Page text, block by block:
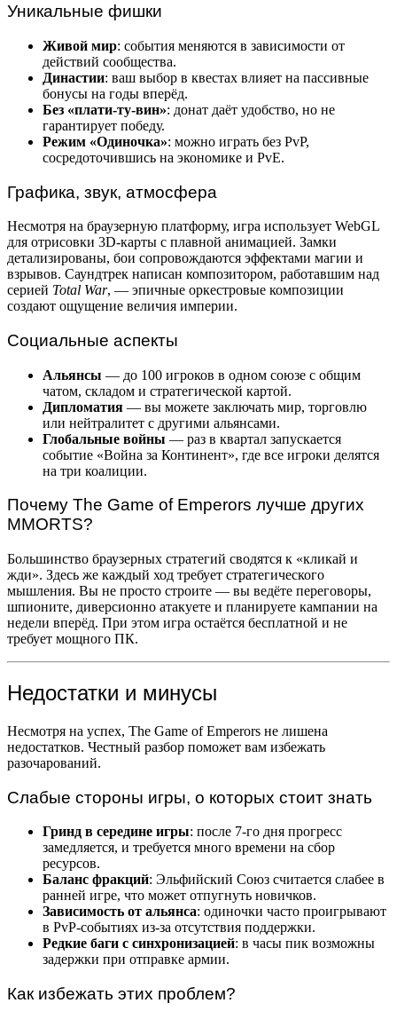
Уникальные фишки
Живой мир: события меняются в зависимости от
действий сообщества.
Династии: ваш выбор в квестах влияет на пассивные
бонусы на годы вперёд.
Без «плати-ту-вин»: донат даёт удобство, но не
гарантирует победу.
Режим «Одиночка»: можно играть без PvP,
сосредоточившись на экономике и PvE.
Графика, звук, атмосфера
Несмотря на браузерную платформу, игра использует WebGL
для отрисовки 3D-карты с плавной анимацией. Замки
детализированы, бои сопровождаются эффектами магии и
взрывов. Саундтрек написан композитором, работавшим над
серией Total War, — эпичные оркестровые композиции
создают ощущение величия империи.
Социальные аспекты
Альянсы — до 100 игроков в одном союзе с общим
чатом, складом и стратегической картой.
Дипломатия — вы можете заключать мир, торговлю
или нейтралитет с другими альянсами.
Глобальные войны — раз в квартал запускается
событие «Война за Континент», где все игроки делятся
на три коалиции.
Почему The Game of Emperors лучше других
MMORTS?
Большинство браузерных стратегий сводятся к «кликай и
жди». Здесь же каждый ход требует стратегического
мышления. Вы не просто строите — вы ведёте переговоры,
шпионите, диверсионно атакуете и планируете кампании на
недели вперёд. При этом игра остаётся бесплатной и не
требует мощного ПК.
Недостатки и минусы
Несмотря на успех, The Game of Emperors не лишена
недостатков. Честный разбор поможет вам избежать
разочарований.
Слабые стороны игры, о которых стоит знать
Гринд в середине игры: после 7-го дня прогресс
замедляется, и требуется много времени на сбор
ресурсов.
Баланс фракций: Эльфийский Союз считается слабее в
ранней игре, что может отпугнуть новичков.
Зависимость от альянса: одиночки часто проигрывают
в PvP-событиях из-за отсутствия поддержки.
Редкие баги с синхронизацией: в часы пик возможны
задержки при отправке армии.
Как избежать этих проблем?